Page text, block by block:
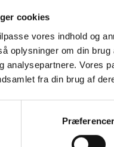
cookies
vores indhold og
oplysninger om din
analysepartnere. Vores
fra din brug af
Præferencer
Kom dem i koldt